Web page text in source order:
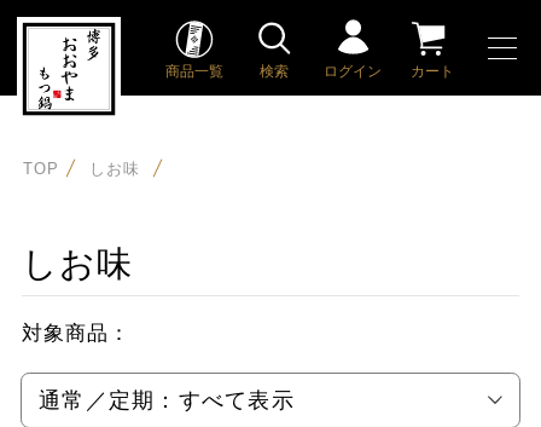
商品一覧 検索 ログイン カート
TOP しお味
しお味
対象商品：
通常／定期： すべて表示